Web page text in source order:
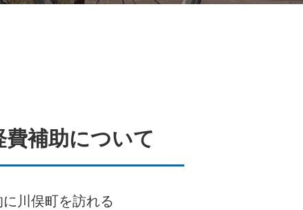
補助について
川俣町を訪れる